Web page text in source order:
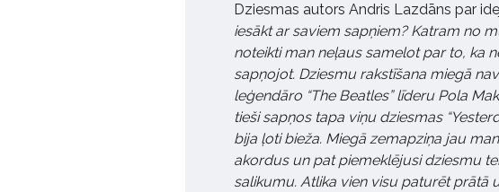
Dziesmas autors Andris Lazdāns par
iesākt ar saviem sapņiem? Katram no
noteiktiman neļaus samelot par to, ka
sapņojot. Dziesmu rakstīšana miegā
leģendāro “The Beatles” līderu Pola
tieši sapņos tapa viņu dziesmas
bija ļoti bieža. Miegā zemapziņa jau
akordus un pat piemeklējusi dziesmu
salikumu. Atlika vien visu paturēt prātā